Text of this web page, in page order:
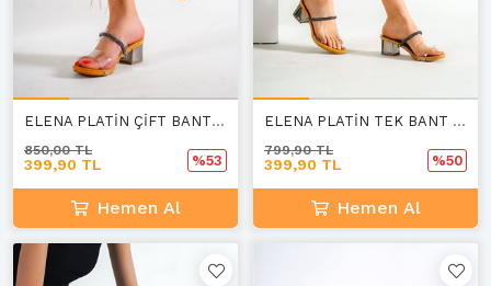
ELENA PLATİN ÇİFT BANT KADIN TERLİK A-4
399,90 TL
850,00 TL
%53
Hemen Al
ELENA PLATİN TEK BANT TERLİK A-4
399,90 TL
799,90 TL
%50
Hemen Al